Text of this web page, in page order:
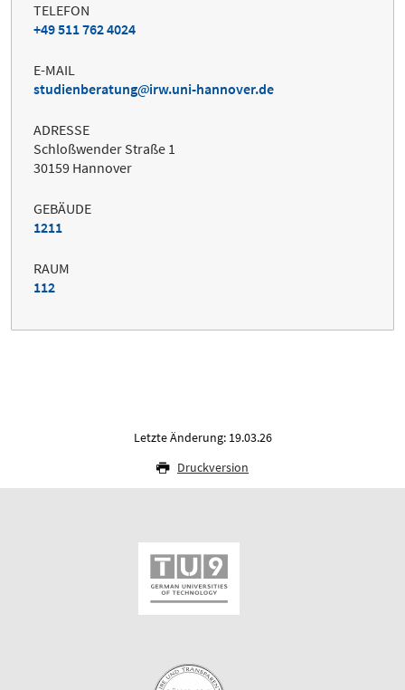
TELEFON
+49 511 762 4024
E-MAIL
studienberatung
irw.uni-hannover.de
ADRESSE
Schloßwender Straße 1
30159 Hannover
GEBÄUDE
1211
RAUM
112
Letzte Änderung: 19.03.26
Druckversion